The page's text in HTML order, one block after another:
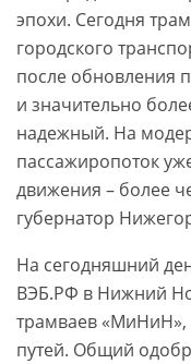
эпохи. Сегодня
городского
после обновления
и значительно
надежный. На
пассажиропоток
движения – более
губернатор
На сегодняшний
ВЭБ.РФ в Нижний
трамваев «МиНиН»,
путей. Общий